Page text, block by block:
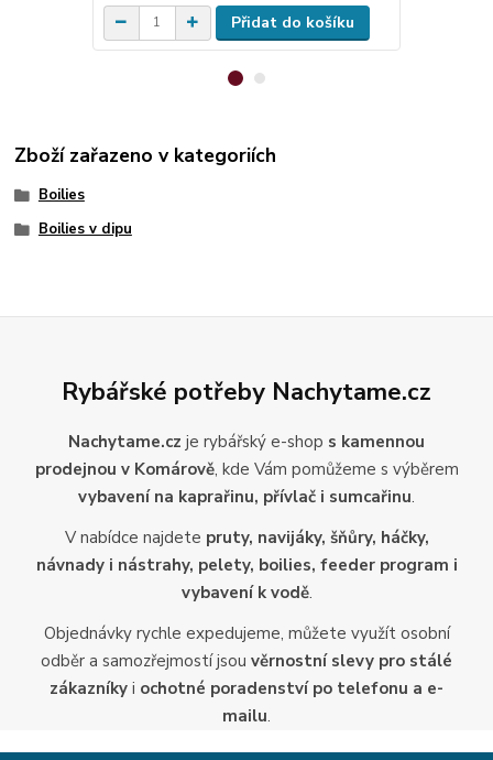
Přidat do košíku
Zboží zařazeno v kategoriích
Boilies
Boilies v dipu
Rybářské potřeby Nachytame.cz
Nachytame.cz je rybářský e-shop s kamennou
prodejnou v Komárově, kde Vám pomůžeme s výběrem
vybavení na kaprařinu, přívlač i sumcařinu.
V nabídce najdete pruty, navijáky, šňůry, háčky,
návnady i nástrahy, pelety, boilies, feeder program i
vybavení k vodě.
Objednávky rychle expedujeme, můžete využít osobní
odběr a samozřejmostí jsou věrnostní slevy pro stálé
zákazníky i ochotné poradenství po telefonu a e-
mailu.